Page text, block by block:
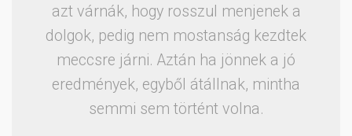
azt várnák, hogy rosszul menjenek a
dolgok, pedig nem mostanság kezdtek
meccsre járni. Aztán ha jönnek a jó
eredmények, egyből átállnak, mintha
semmi sem történt volna.